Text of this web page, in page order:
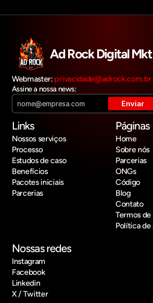
Ad Rock Digital Mkt
Webmaster: privacidade@adrock.com.br
Assine a nossa news:
Links
Nossos serviços
Processo
Estudos de caso
Benefícios
Pacotes iniciais
Parcerias
Páginas
Home
Sobre nós
Parcerias
ONGs
Código
Blog
Contato
Termos de
Política
Nossas redes
Instagram
Facebook
Linkedin
X / Twitter